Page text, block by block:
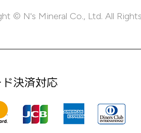
© N's Mineral Co., Ltd. All
決済対応